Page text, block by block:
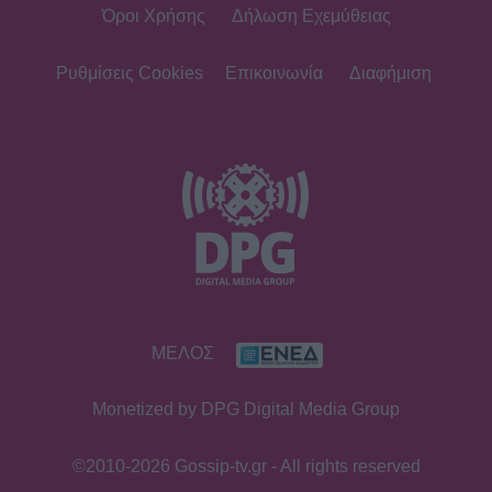
αντιμετωπίζω τα πάντα με χαμόγελο
Λάμπρος Κωνσταντάρας: Τα πρώτα
γενέθλια χωρίς τον πατέρα
του-«Xωρίς εσένα, σαν να μην είναι
Με μπικίνι στη Μύκονο η Δέσποινα
Όροι Χρήσης Δήλωση Εχεμύθειας
Ρυθμίσεις Cookies Επικοινωνία Διαφήμιση
ΜΕΛΟΣ
Monetized by DPG Digital Media Group
©2010-2026 Gossip-tv.gr - All rights reserved